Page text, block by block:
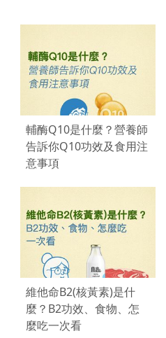
輔酶Q10是什麼？營養師
告訴你Q10功效及食用注
意事項
維他命B2(核黃素)是什
麼？B2功效、食物、怎
麼吃一次看